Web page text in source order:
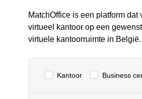
MatchOffice is een platform
virtueel kantoor op een
virtuele kantoorruimte in België.
Kantoor Business